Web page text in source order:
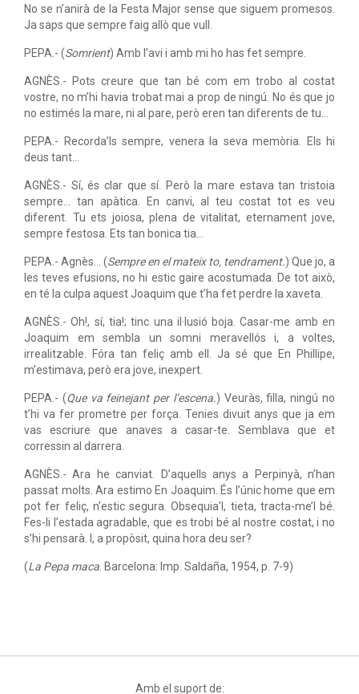
No se n’anirà de la Festa Major sense que siguem promesos.
Ja saps que sempre faig allò que vull.
PEPA.- (Somrient) Amb l’avi i amb mi ho has fet sempre.
AGNÈS.- Pots creure que tan bé com em trobo al costat
vostre, no m’hi havia trobat mai a prop de ningú. No és que jo
no estimés la mare, ni al pare, però eren tan diferents de tu...
PEPA.- Recorda’ls sempre, venera la seva memòria. Els hi
deus tant...
AGNÈS.- Sí, és clar que sí. Però la mare estava tan tristoia
sempre... tan apàtica. En canvi, al teu costat tot es veu
diferent. Tu ets joiosa, plena de vitalitat, eternament jove,
sempre festosa. Ets tan bonica tia...
PEPA.- Agnès... (Sempre en el mateix to, tendrament.) Que jo, a
les teves efusions, no hi estic gaire acostumada. De tot això,
en té la culpa aquest Joaquim que t’ha fet perdre la xaveta.
AGNÈS.- Oh!, sí, tia!; tinc una il·lusió boja. Casar-me amb en
Joaquim em sembla un somni meravellós i, a voltes,
irrealitzable. Fóra tan feliç amb ell. Ja sé que En Phillipe,
m’estimava, però era jove, inexpert.
PEPA.- (Que va feinejant per l’escena.) Veuràs, filla, ningú no
t’hi va fer prometre per força. Tenies divuit anys que ja em
vas escriure que anaves a casar-te. Semblava que et
corressin al darrera.
AGNÈS.- Ara he canviat. D’aquells anys a Perpinyà, n’han
passat molts. Ara estimo En Joaquim. És l’únic home que em
pot fer feliç, n’estic segura. Obsequia’l, tieta, tracta-me’l bé.
Fes-li l’estada agradable, que es trobi bé al nostre costat, i no
s’hi pensarà. I, a propòsit, quina hora deu ser?
(La Pepa maca . Barcelona: Imp. Saldaña, 1954, p. 7-9)
Amb el suport de: